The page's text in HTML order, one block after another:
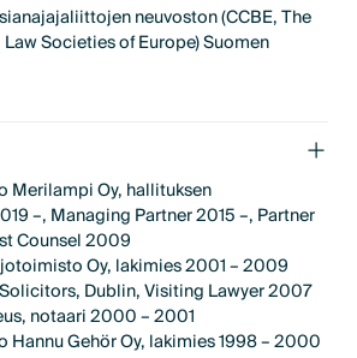
neuvoston (CCBE, The
Societies of Europe) Suomen
Merilampi Oy, hallituksen
–, Managing Partner 2015 –, Partner
Counsel 2009
Oy, lakimies 2001 – 2009
Dublin, Visiting Lawyer 2007
notaari 2000 – 2001
Gehör Oy, lakimies 1998 – 2000